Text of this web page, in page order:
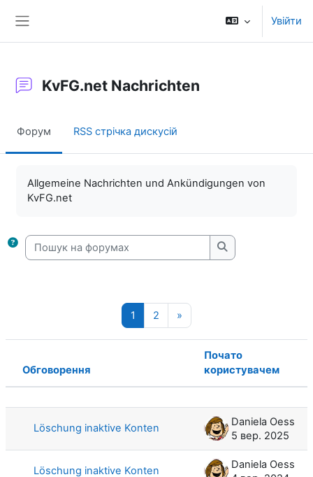
Увійти
KvFG.net Nachrichten
Форум RSS стрічка дискусій
Allgemeine Nachrichten und Ankündigungen von
KvFG.net
Пошук на форумах
Пошук на
1 Сторінка 1
2 Сторінка 2
»
Статус
Обговорення
Почато
користувачем
Löschung inaktive Konten
Daniela Oess
5 вер. 2025
Löschung inaktive Konten
Daniela Oess